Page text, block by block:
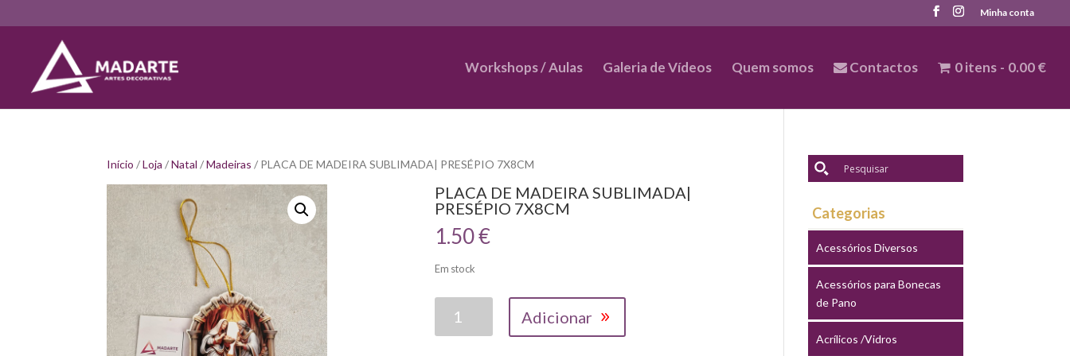
Minha conta
Workshops / Aulas Galeria de Vídeos Quem somos Contactos 0 itens 0.00 €
Início /Loja /Natal /Madeiras / PLACA DE MADEIRA SUBLIMADA| PRESÉPIO 7X8CM
PLACA DE MADEIRA SUBLIMADA|
PRESÉPIO 7X8CM
1.50€
Em stock
Adicionar
Categorias
Acessórios Diversos
Acessórios para Bonecas
de Pano
Acrílicos /Vidros